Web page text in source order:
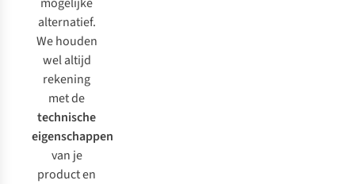
alternatief.
We houden
wel altijd
rekening
met de
technische
eigenschappen
van je
product en